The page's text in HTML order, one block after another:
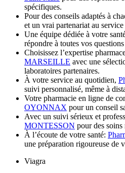
spécifiques.
Pour des conseils adaptés à
et un vrai partenariat au
Une équipe dédiée à votre
répondre à toutes vos questions
Choisissez l’expertise
MARSEILLE avec une
laboratoires partenaires.
À votre service au quotidien,
suivi personnalisé, même à
Votre pharmacie en ligne de
OYONNAX pour un conseil
Avec un suivi sérieux et
MONTESSON pour des soins
À l’écoute de votre santé:
une préparation rigoureuse de
Viagra